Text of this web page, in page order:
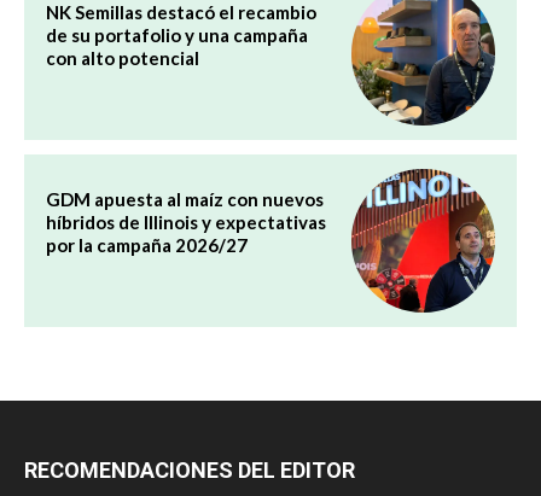
NK Semillas destacó el recambio
de su portafolio y una campaña
con alto potencial
GDM apuesta al maíz con nuevos
híbridos de Illinois y expectativas
por la campaña 2026/27
RECOMENDACIONES DEL EDITOR